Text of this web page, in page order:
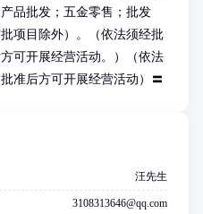
品批发；五金零售；批发
项目除外）。（依法须经批
可开展经营活动。）（依法
准后方可开展经营活动）〓
汪先生
3108313646@qq.com